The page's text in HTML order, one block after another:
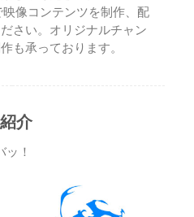
像コンテンツを制作、配
さい。オリジナルチャン
も承っております。
介
ッ！